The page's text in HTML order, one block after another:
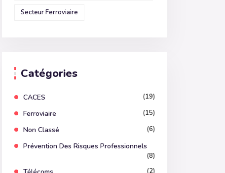
Secteur Ferroviaire
Catégories
CACES (19)
Ferroviaire (15)
Non Classé (6)
Prévention Des Risques Professionnels
(8)
(2)